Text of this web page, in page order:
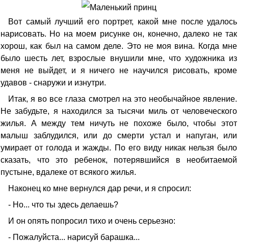
Вот самый лучший его портрет, какой мне после удалось
нарисовать. Но на моем рисунке он, конечно, далеко не так
хорош, как был на самом деле. Это не моя вина. Когда мне
было шесть лет, взрослые внушили мне, что художника из
меня не выйдет, и я ничего не научился рисовать, кроме
удавов - снаружи и изнутри.
Итак, я во все глаза смотрел на это необычайное явление.
Не забудьте, я находился за тысячи миль от человеческого
жилья. А между тем ничуть не похоже было, чтобы этот
малыш заблудился, или до смерти устал и напуган, или
умирает от голода и жажды. По его виду никак нельзя было
сказать, что это ребенок, потерявшийся в необитаемой
пустыне, вдалеке от всякого жилья.
Наконец ко мне вернулся дар речи, и я спросил:
- Но... что ты здесь делаешь?
И он опять попросил тихо и очень серьезно:
- Пожалуйста... нарисуй барашка...